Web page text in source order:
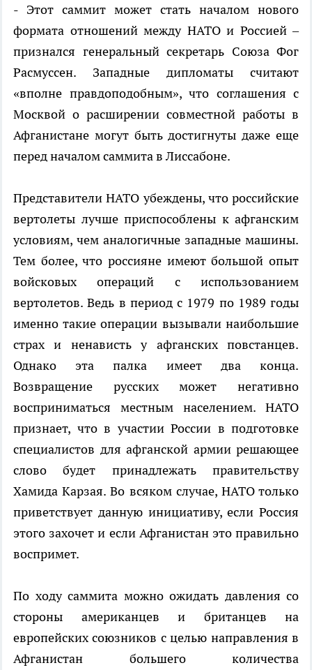
- Этот саммит может стать началом нового
формата отношений между НАТО и Россией –
признался генеральный секретарь Союза Фог
Расмуссен. Западные дипломаты считают
«вполне правдоподобным», что соглашения с
Москвой о расширении совместной работы в
Афганистане могут быть достигнуты даже еще
перед началом саммита в Лиссабоне.
Представители НАТО убеждены, что российские
вертолеты лучше приспособлены к афганским
условиям, чем аналогичные западные машины.
Тем более, что россияне имеют большой опыт
войсковых операций с использованием
вертолетов. Ведь в период с 1979 по 1989 годы
именно такие операции вызывали наибольшие
страх и ненависть у афганских повстанцев.
Однако эта палка имеет два конца.
Возвращение русских может негативно
восприниматься местным населением. НАТО
признает, что в участии России в подготовке
специалистов для афганской армии решающее
слово будет принадлежать правительству
Хамида Карзая. Во всяком случае, НАТО только
приветствует данную инициативу, если Россия
этого захочет и если Афганистан это правильно
воспримет.
По ходу саммита можно ожидать давления со
стороны американцев и британцев на
европейских союзников с целью направления в
Афганистан большего количества